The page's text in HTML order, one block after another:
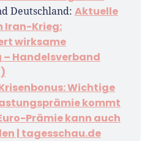
Deutschland: Aktuelle
Iran-Krieg:
wirksame
Handelsverband
Wichtige
kommt
Prämie kann auch
| tagesschau.de